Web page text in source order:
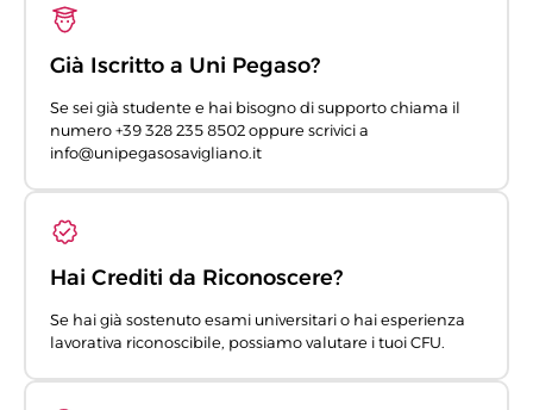
Già Iscritto a Uni Pegaso?
Se sei già studente e hai bisogno di supporto chiama il
numero +39 328 235 8502 oppure scrivici a
info@unipegasosavigliano.it
Hai Crediti da Riconoscere?
Se hai già sostenuto esami universitari o hai esperienza
lavorativa riconoscibile, possiamo valutare i tuoi CFU.